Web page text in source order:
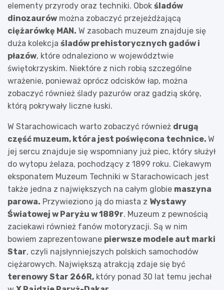
elementy przyrody oraz techniki. Obok śladów
dinozaurów można zobaczyć przejeżdżającą
ciężarówkę MAN. W zasobach muzeum znajduje się
duża kolekcja śladów prehistorycznych gadów i
płazów, które odnaleziono w województwie
świętokrzyskim. Niektóre z nich robią szczególne
wrażenie, ponieważ oprócz odcisków łap, można
zobaczyć również ślady pazurów oraz gadzią skórę,
którą pokrywały liczne łuski.
W Starachowicach warto zobaczyć również drugą
część muzeum, która jest poświęcona technice. W
jej sercu znajduje się wspomniany już piec, który służył
do wytopu żelaza, pochodzący z 1899 roku. Ciekawym
eksponatem Muzeum Techniki w Starachowicach jest
także jedna z największych na całym globie maszyna
parowa. Przywieziono ją do miasta z Wystawy
Światowej w Paryżu w 1889r. Muzeum z pewnością
zaciekawi również fanów motoryzacji. Są w nim
bowiem zaprezentowane pierwsze modele aut marki
Star, czyli najsłynniejszych polskich samochodów
ciężarowych. Największą atrakcją zdaje się być
terenowy Star 266R, który ponad 30 lat temu jechał